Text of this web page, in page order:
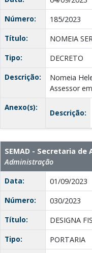
Número:
185/2023
Título:
NOMEIA
Tipo:
DECRETO
Descrição:
Nomeia
Assessor
Anexo(s):
Descrição:
SEMAD - Secretaria
Administração
Data:
01/09/2023
Número:
030/2023
Título:
DESIGNA
Tipo:
PORTARIA